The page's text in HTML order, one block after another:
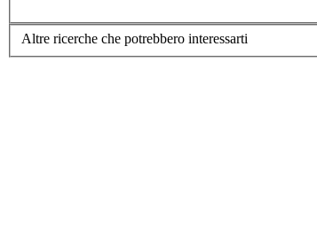
Altre ricerche che potrebbero interessarti